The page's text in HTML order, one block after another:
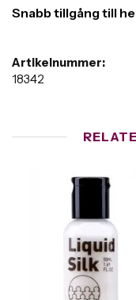
Snabb tillgång till
Artikelnummer:
18342